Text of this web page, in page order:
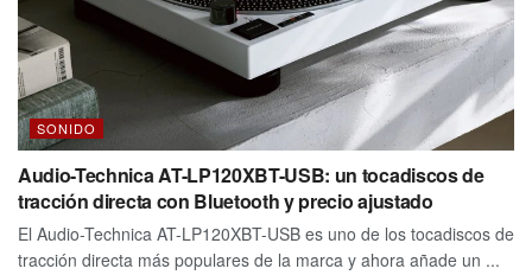
SONIDO
Audio-Technica AT-LP120XBT-USB: un tocadiscos de
tracción directa con Bluetooth y precio ajustado
El Audio-Technica AT-LP120XBT-USB es uno de los tocadiscos de
tracción directa más populares de la marca y ahora añade un ...